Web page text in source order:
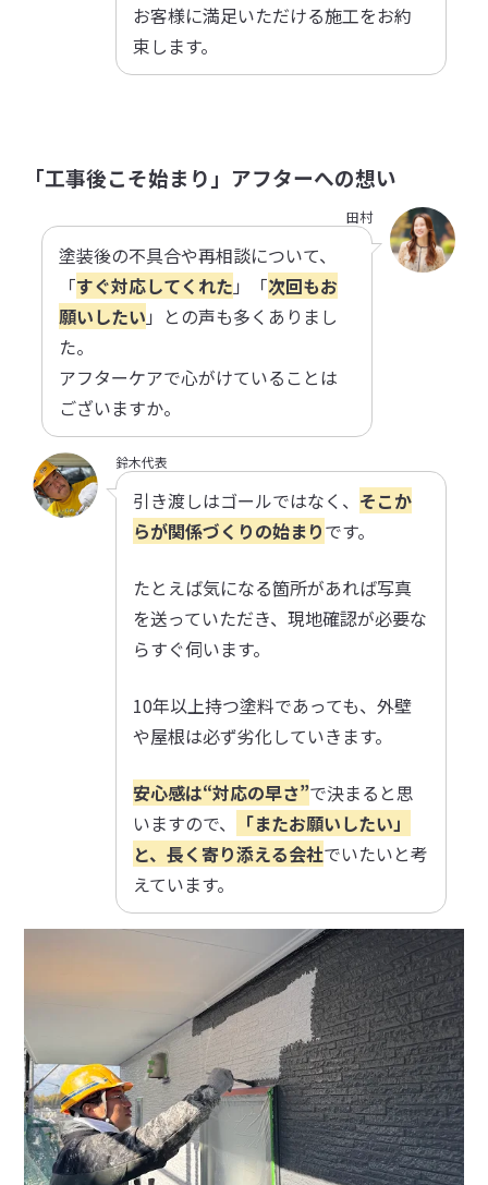
お客様に満足いただける施工をお約
束します。
「工事後こそ始まり」アフターへの想い
田村
塗装後の不具合や再相談について、
「すぐ対応してくれた 」「次回もお
願いしたい 」との声も多くありまし
た。
アフターケアで心がけていることは
ございますか。
鈴木代表
引き渡しはゴールではなく、 そこか
らが関係づくりの始まりです。
たとえば気になる箇所があれば写真
を送っていただき、現地確認が必要な
らすぐ伺います。
10年以上持つ塗料であっても、外壁
や屋根は必ず劣化していきます。
安心感は“対応の早さ”で決まると思
いますので、
「またお願いしたい」
と、長く寄り添える会社でいたいと考
えています。